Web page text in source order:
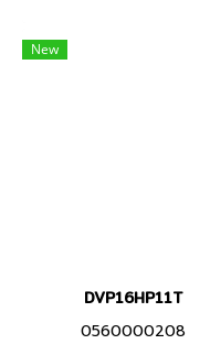
New
DVP16HP11T
0560000208